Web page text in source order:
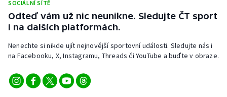
SOCIÁLNÍ SÍTĚ
Odteď vám už nic neunikne. Sledujte ČT sport
i na dalších platformách.
Nenechte si nikde ujít nejnovější sportovní události. Sledujte nás i
na Facebooku, X, Instagramu, Threads či YouTube a buďte v obraze.